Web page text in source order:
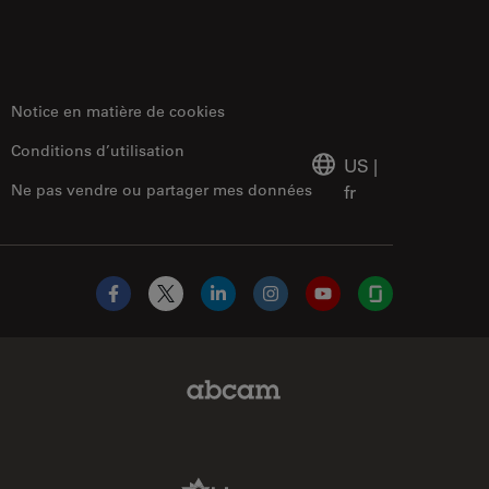
Notice en matière de cookies
Ne pas vendre ou partager mes données
Conditions d’utilisation
US |
fr
Facebook
X LinkedInInstagramYouTubeGlassdoor